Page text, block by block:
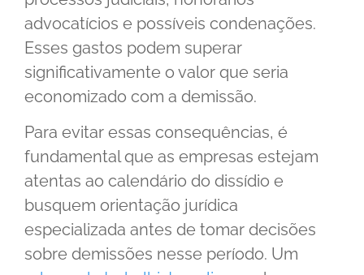
advocatícios e possíveis condenações.
Esses gastos podem superar
significativamente o valor que seria
economizado com a demissão.
Para evitar essas consequências, é
fundamental que as empresas estejam
atentas ao calendário do dissídio e
busquem orientação jurídica
especializada antes de tomar decisões
sobre demissões nesse período. Um